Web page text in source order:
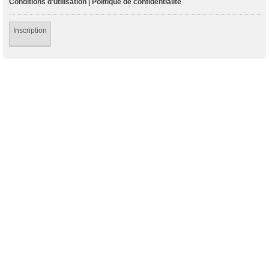
Conditions d’utilisation | Politique de confidentialité
Inscription